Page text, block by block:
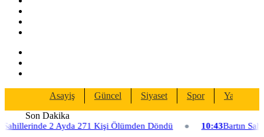
Asayiş Güncel Siyaset Spor
Yaşam
Son Dakika
2 Ayda 271 Kişi Ölümden Döndü 10:43Bartın